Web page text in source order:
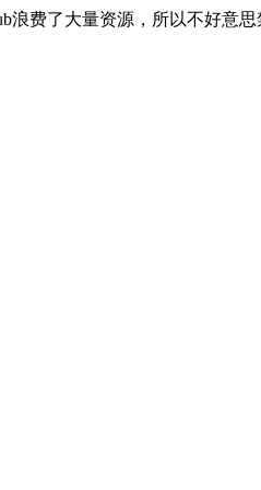
浪费了大量资源，所以不好意思